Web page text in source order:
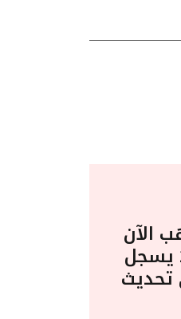
الآن
في مصر: عيار 24 يسجل
تحديث